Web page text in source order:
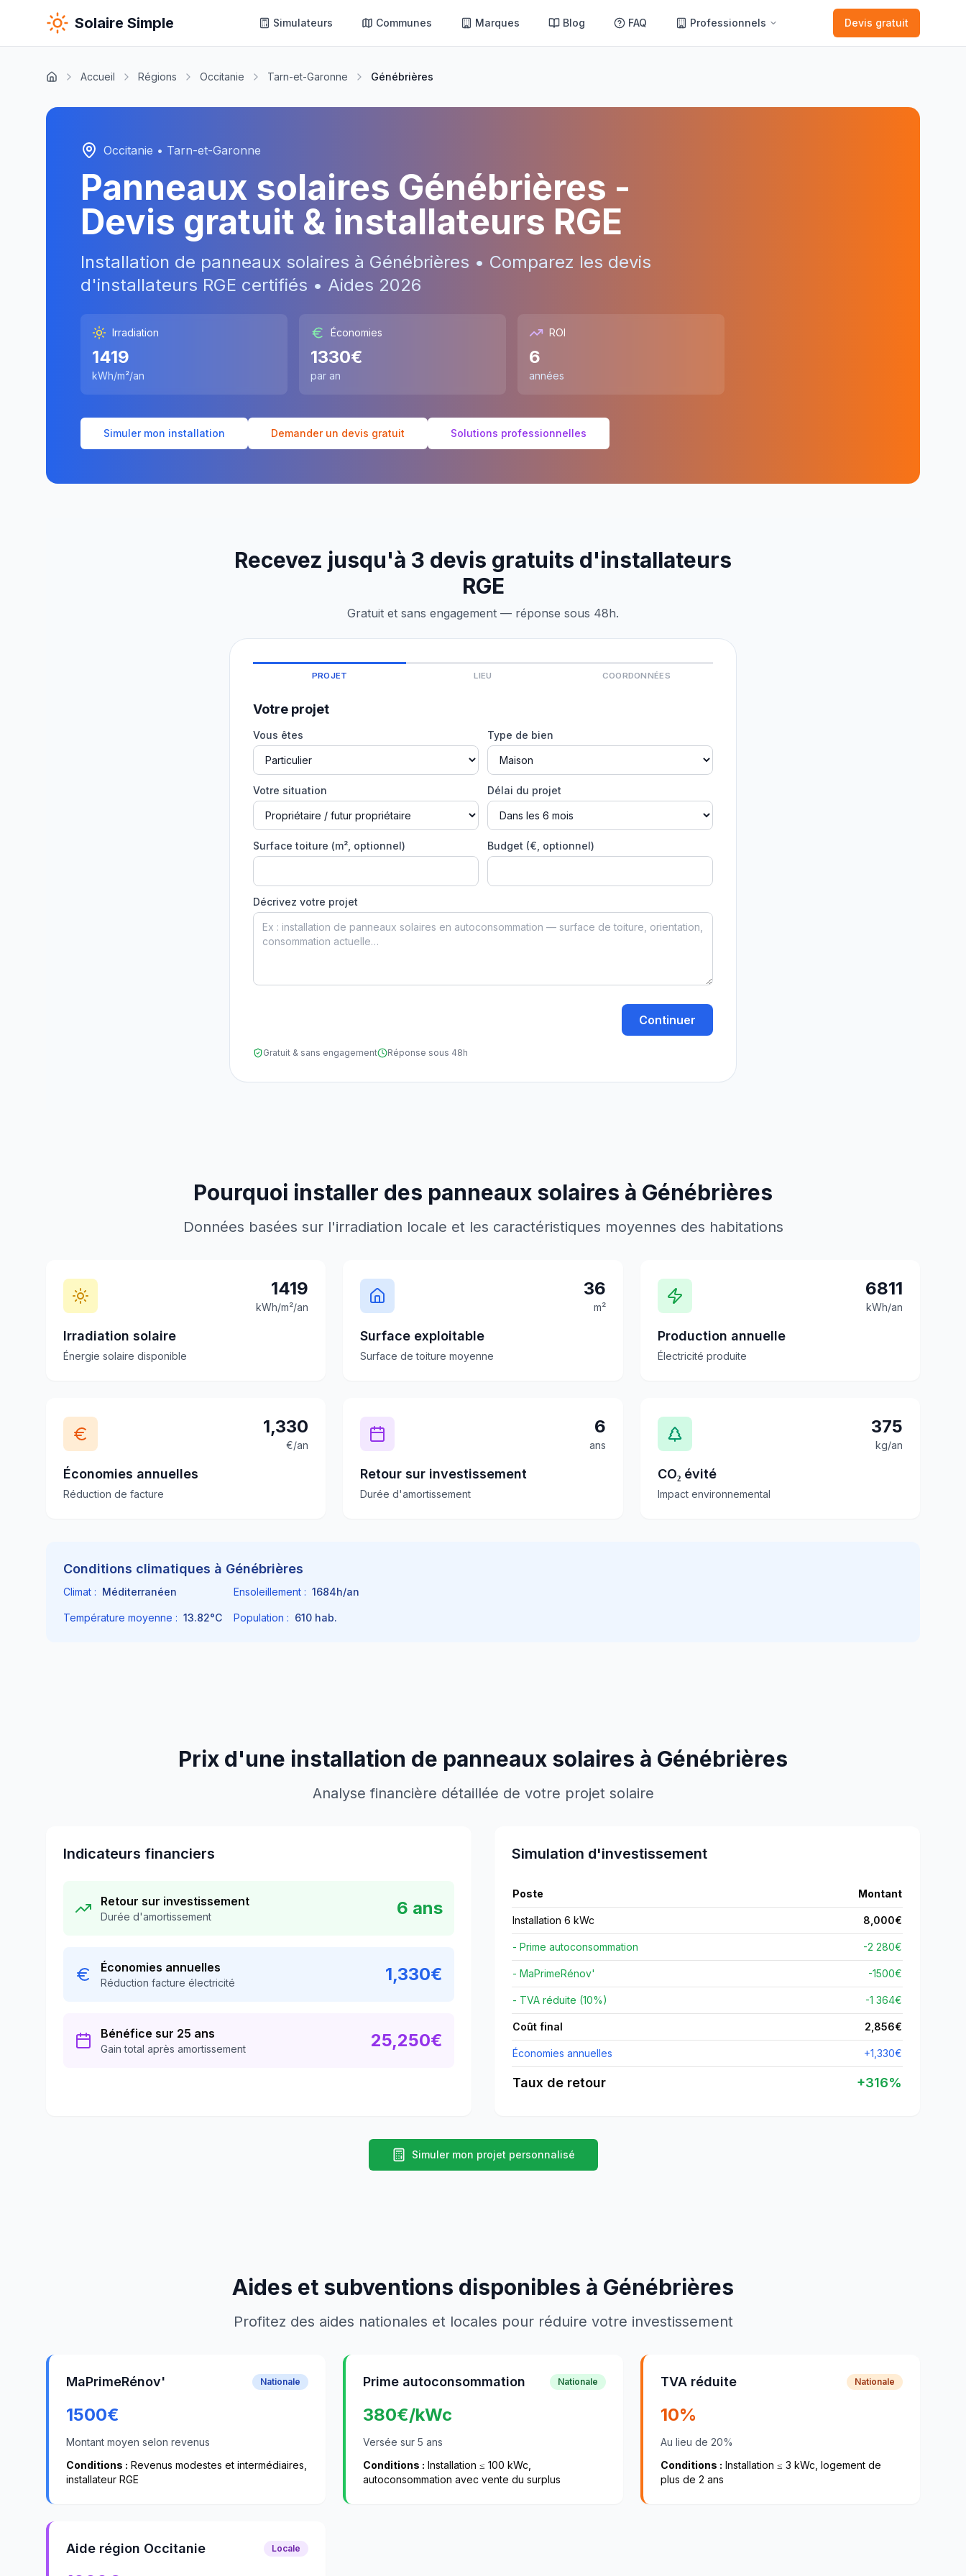
Solaire Simple Simulateurs Communes Marques Blog FAQ Professionnels Devis gratuit
Accueil Régions Occitanie Tarn-et-Garonne Génébrières
Occitanie • Tarn-et-Garonne
Panneaux solaires Génébrières -
Devis gratuit & installateurs RGE
Installation de panneaux solaires à Génébrières • Comparez les devis
d'installateurs RGE certifiés • Aides 2026
Irradiation
1419
kWh/m²/an
Économies
1330€
par an
ROI
6
années
Simuler mon installation Demander un devis gratuit Solutions professionnelles
Recevez jusqu'à 3 devis gratuits d'installateurs
RGE
Gratuit et sans engagement — réponse sous 48h.
PROJET LIEU COORDONNÉES
Votre projet
Vous êtes Type de bien
Votre situation Délai du projet
Surface toiture (m², optionnel) Budget (€, optionnel)
Décrivez votre projet
Continuer
Gratuit & sans engagement Réponse sous 48h
Pourquoi installer des panneaux solaires à Génébrières
Données basées sur l'irradiation locale et les caractéristiques moyennes des habitations
1419
kWh/m²/an
Irradiation solaire
Énergie solaire disponible
36
m²
Surface exploitable
Surface de toiture moyenne
6811
kWh/an
Production annuelle
Électricité produite
1,330
€/an
Économies annuelles
Réduction de facture
6
ans
Retour sur investissement
Durée d'amortissement
375
kg/an
CO₂ évité
Impact environnemental
Conditions climatiques à Génébrières
Climat : Méditerranéen Ensoleillement : 1684h/an
Température moyenne : 13.82°C Population : 610 hab.
Prix d'une installation de panneaux solaires à Génébrières
Analyse financière détaillée de votre projet solaire
Indicateurs financiers
Retour sur investissement
Durée d'amortissement 6 ans
Économies annuelles
Réduction facture électricité 1,330€
Bénéfice sur 25 ans
Gain total après amortissement 25,250€
Simulation d'investissement
Poste Montant
Installation 6 kWc 8,000€
- Prime autoconsommation -2 280€
- MaPrimeRénov' -1500€
- TVA réduite (10%) -1 364€
Coût final 2,856€
Économies annuelles +1,330€
Taux de retour +316%
Simuler mon projet personnalisé
Aides et subventions disponibles à Génébrières
Profitez des aides nationales et locales pour réduire votre investissement
MaPrimeRénov' Nationale
1500€
Montant moyen selon revenus
Conditions : Revenus modestes et intermédiaires,
installateur RGE
Prime autoconsommation Nationale
380€/kWc
Versée sur 5 ans
Conditions : Installation ≤ 100 kWc,
autoconsommation avec vente du surplus
TVA réduite Nationale
10%
Au lieu de 20%
Conditions : Installation ≤ 3 kWc, logement de
plus de 2 ans
Aide région Occitanie Locale